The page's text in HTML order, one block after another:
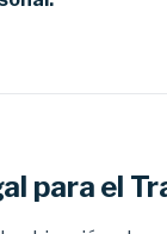
para el